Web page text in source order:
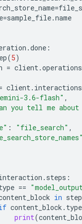
=
=sample_file.name
.done :
(5)
= client.operations
client. interactions
3.6-flash" ,
you tell me
: "file_search" ,
. steps :
==
in step
content_block . type
print(